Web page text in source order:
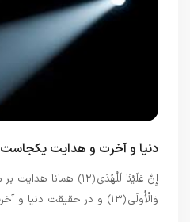
دنیا و آخرت و هدایت یکجاست
وَالْأُولَى ﴿۱۳﴾ و در حقيقت دنيا و آخرت از آن ماست (۱۳) لیل